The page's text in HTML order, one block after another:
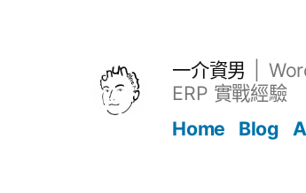
一介資男
ERP 實戰經驗
Home
Blog